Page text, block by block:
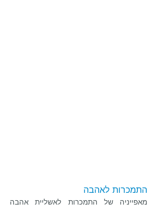
התמכרות לאהבה
מאפייניה של התמכרות לאשליית אהבה